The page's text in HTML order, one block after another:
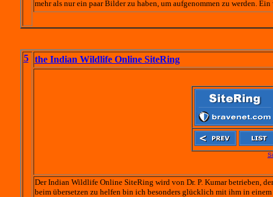
mehr als nur ein paar Bilder zu haben, um aufgenommen zu werden.
5 the Indian Wildlife Online SiteRing
Der Indian Wildlife Online SiteRing wird von Dr. P. Kumar betrieben,
beim übersetzen zu helfen bin ich besonders glücklich mit ihm in